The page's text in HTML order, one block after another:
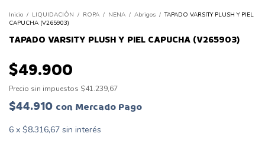
Inicio / LIQUIDACIÓN / ROPA / NENA / Abrigos / TAPADO VARSITY PLUSH Y PIEL
CAPUCHA (V265903)
TAPADO VARSITY PLUSH Y PIEL CAPUCHA (V265903)
$49.900
Precio sin impuestos $41.239,67
$44.910 con Mercado Pago
6 x $8.316,67 sin interés